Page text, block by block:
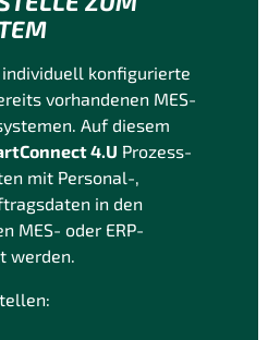
konfigurierte
vorhandenen MES-
Auf diesem
4.U Prozess-
mit Personal-,
in den
MES- oder ERP-
werden.